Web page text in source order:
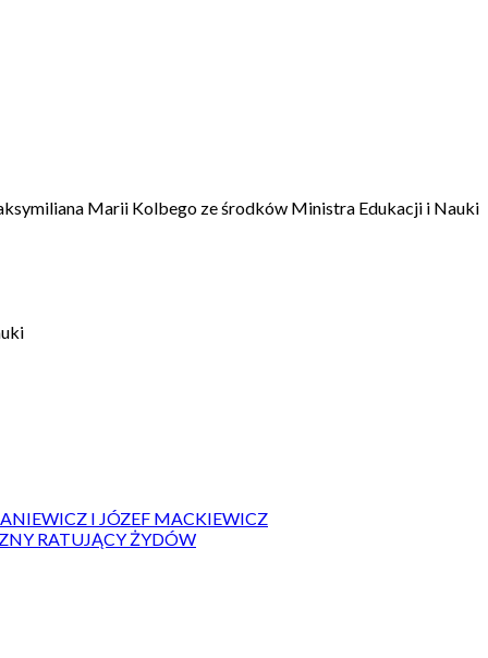
Marii Kolbego ze środków Ministra Edukacji i Nauki
I JÓZEF MACKIEWICZ
RATUJĄCY ŻYDÓW